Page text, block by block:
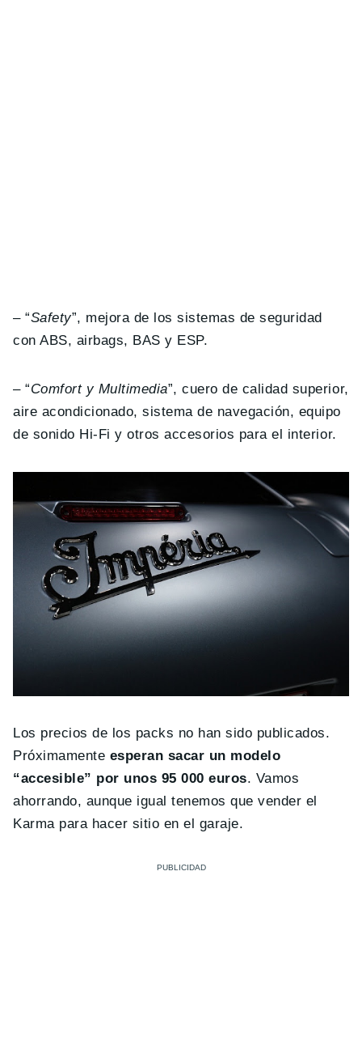
– “Safety”, mejora de los sistemas de seguridad
con ABS, airbags, BAS y ESP.
– “Comfort y Multimedia”, cuero de calidad superior,
aire acondicionado, sistema de navegación, equipo
de sonido Hi-Fi y otros accesorios para el interior.
Los precios de los packs no han sido publicados.
Próximamente esperan sacar un modelo
“accesible” por unos 95 000 euros. Vamos
ahorrando, aunque igual tenemos que vender el
Karma para hacer sitio en el garaje.